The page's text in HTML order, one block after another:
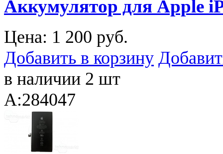
Аккумулятор для Apple
Цена: 1 200 руб.
Добавить в корзину
в наличии 2 шт
A:284047